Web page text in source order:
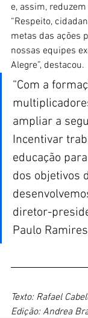
e, assim,
“Respeito,
metas das ações
nossas equipes
Alegre”, destacou.
“Com a
ampliar a
Incentivar
educação
dos objetivos
diretor-
Paulo
Texto: Rafael
Edição: Andrea